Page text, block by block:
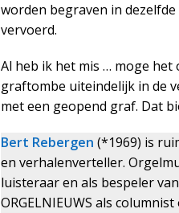
worden begraven in
vervoerd.
Al heb ik het mis … moge
graftombe uiteindelijk in de
met een geopend graf. Dat
Bert Rebergen (*1969) is
en verhalenverteller.
luisteraar en als bespeler
ORGELNIEUWS als